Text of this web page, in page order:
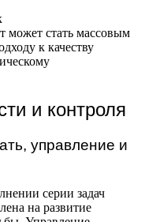
может стать массовым
к качеству
и контроля
управление и
серии задач
на развитие